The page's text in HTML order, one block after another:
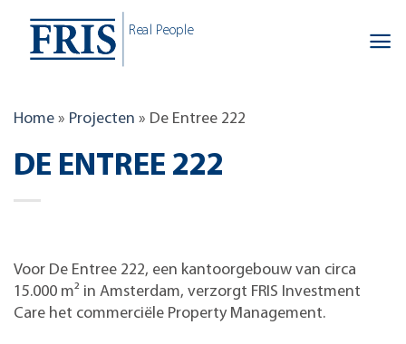
content
Real People
Home » Projecten » De Entree 222
DE ENTREE 222
Voor De Entree 222, een kantoorgebouw van circa
15.000 m² in Amsterdam, verzorgt FRIS Investment
Care het commerciële Property Management.